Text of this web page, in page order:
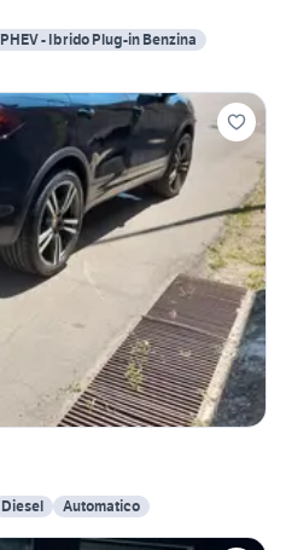
PHEV - Ibrido Plug-in Benzina
Diesel Automatico